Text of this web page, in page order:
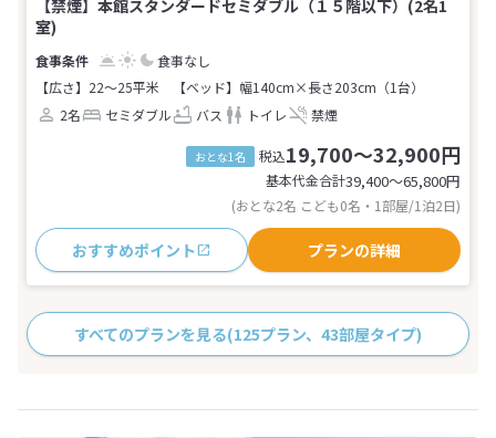
【禁煙】本館スタンダードセミダブル（１５階以下）(2名1
室)
食事なし
【広さ】22～25平米
【ベッド】幅140cm×長さ203cm（1台）
2名
セミダブル バス トイレ 禁煙
おとな1名 税込19,700～32,900円
基本代金合計39,400〜65,800円
(おとな2名 こども0名・1部屋/1泊2日)
おすすめポイント プランの詳細
すべてのプランを見る(125プラン、43部屋タイプ)